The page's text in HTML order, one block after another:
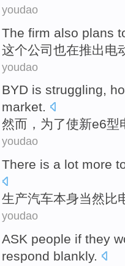
youdao
The firm also plans
这个公司也在推出电
youdao
BYD is struggling,
market.
然而 ， 为了使新e6型
youdao
There is a lot more
生产汽车本身当然比
youdao
ASK people if they
respond blankly.